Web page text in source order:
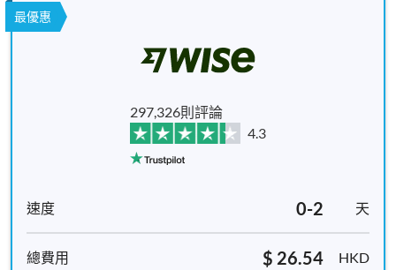
最優惠
297,326則評論
4.3
0-2 天
$ 26.54
HKD